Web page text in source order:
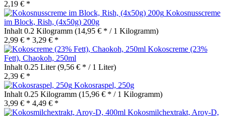
2,19 € *
Kokosnusscreme
im Block, Rish, (4x50g) 200g
Inhalt 0.2 Kilogramm (14,95 € * / 1 Kilogramm)
2,99 € * 3,29 € *
Kokoscreme (23%
Fett), Chaokoh, 250ml
Inhalt 0.25 Liter(9,56 € * / 1 Liter)
2,39 € *
Kokosraspel, 250g
Inhalt 0.25 Kilogramm (15,96 € * / 1 Kilogramm)
3,99 € * 4,49 € *
Kokosmilchextrakt, Aroy-D,